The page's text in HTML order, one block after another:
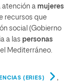
atención a mujeres
recursos que
social (Gobierno
a las personas
Mediterráneo.
(ERIES)